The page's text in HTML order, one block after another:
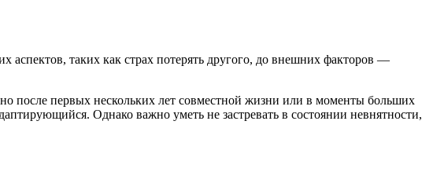
таких как страх потерять другого, до внешних факторов —
после первых нескольких лет совместной жизни или в моменты больших
Однако важно уметь не застревать в состоянии невнятности,